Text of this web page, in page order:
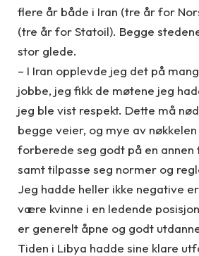
flere år både i Iran (tre år for
(tre år for Statoil). Begge
stor glede.
– I Iran opplevde jeg det på
jobbe, jeg fikk de møtene jeg
jeg ble vist respekt. Dette må
begge veier, og mye av
forberede seg godt på en annen
samt tilpasse seg normer og
Jeg hadde heller ikke negative
være kvinne i en ledende
er generelt åpne og godt
Tiden i Libya hadde sine klare